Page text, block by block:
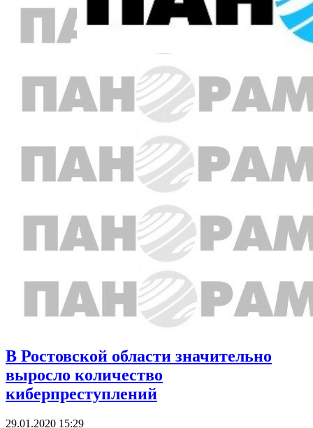
В Ростовской области значительно
выросло количество
киберпреступлений
29.01.2020 15:29